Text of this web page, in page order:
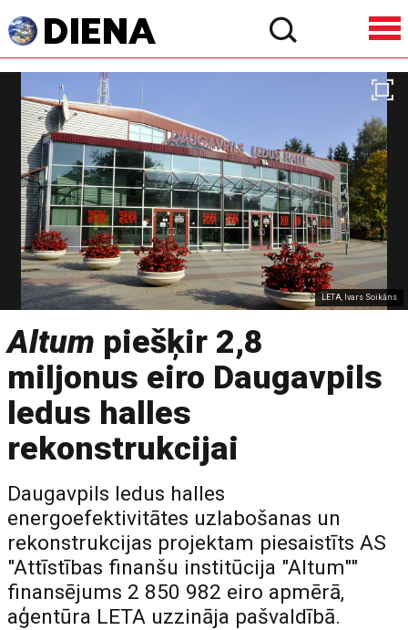
LETA, Ivars Soikāns
Altum piešķir 2,8
miljonus eiro Daugavpils
ledus halles
rekonstrukcijai
Daugavpils ledus halles
energoefektivitātes uzlabošanas un
rekonstrukcijas projektam piesaistīts AS
"Attīstības finanšu institūcija "Altum""
finansējums 2 850 982 eiro apmērā,
aģentūra LETA uzzināja pašvaldībā.